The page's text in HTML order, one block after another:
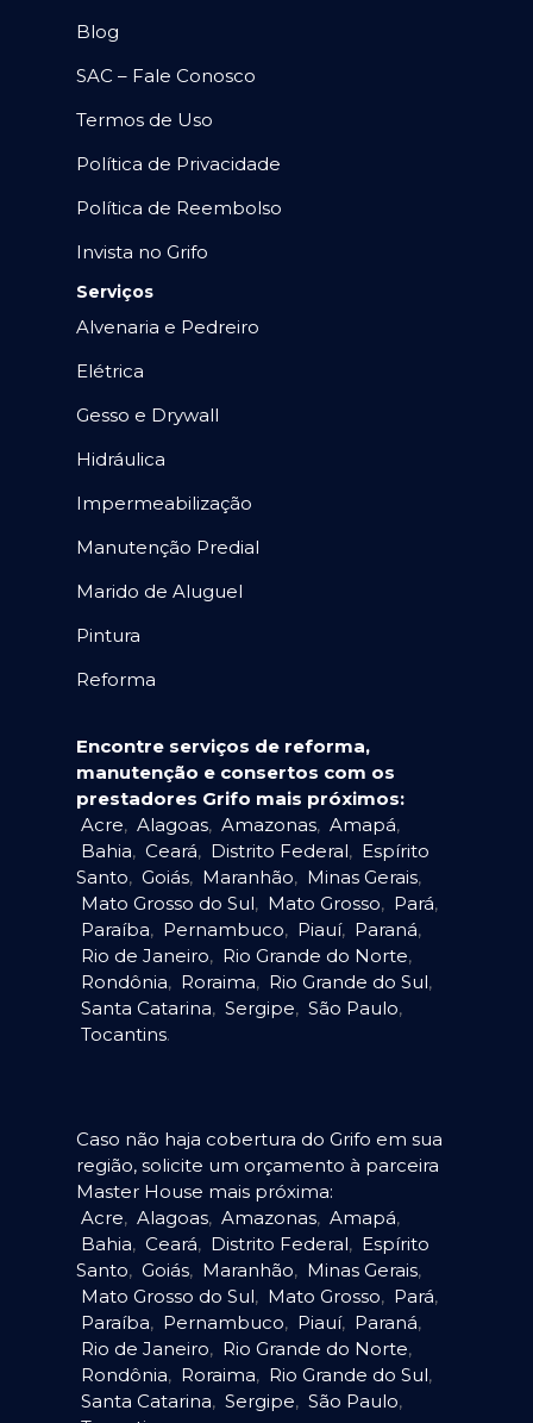
Blog
SAC – Fale Conosco
Termos de Uso
Política de Privacidade
Política de Reembolso
Invista no Grifo
Serviços
Alvenaria e Pedreiro
Elétrica
Gesso e Drywall
Hidráulica
Impermeabilização
Manutenção Predial
Marido de Aluguel
Pintura
Reforma
Encontre serviços de reforma,
manutenção e consertos com os
prestadores Grifo mais próximos:
Acre, Alagoas, Amazonas, Amapá,
Bahia, Ceará, Distrito Federal, Espírito
Santo, Goiás, Maranhão, Minas Gerais,
Mato Grosso do Sul, Mato Grosso, Pará,
Paraíba, Pernambuco, Piauí, Paraná,
Rio de Janeiro, Rio Grande do Norte,
Rondônia, Roraima, Rio Grande do Sul,
Santa Catarina, Sergipe, São Paulo,
Tocantins.
Caso não haja cobertura do Grifo em sua
região, solicite um orçamento à parceira
Master House mais próxima:
Acre, Alagoas, Amazonas, Amapá,
Bahia, Ceará, Distrito Federal, Espírito
Santo, Goiás, Maranhão, Minas Gerais,
Mato Grosso do Sul, Mato Grosso, Pará,
Paraíba, Pernambuco, Piauí, Paraná,
Rio de Janeiro, Rio Grande do Norte,
Rondônia, Roraima, Rio Grande do Sul,
Santa Catarina, Sergipe, São Paulo,